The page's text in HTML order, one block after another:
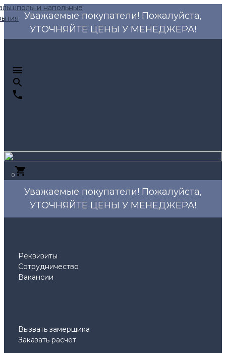
Уважаемые покупатели! Пожалуйста,
УТОЧНЯЙТЕ ЦЕНЫ У МЕНЕДЖЕРА!
0
Уважаемые покупатели! Пожалуйста,
УТОЧНЯЙТЕ ЦЕНЫ У МЕНЕДЖЕРА!
Реквизиты
Сотрудничество
Вакансии
Вызвать замерщика
Заказать расчет